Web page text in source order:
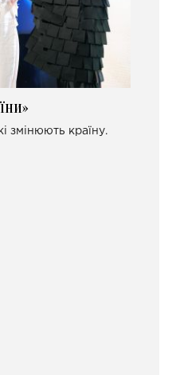
змінюють країну.